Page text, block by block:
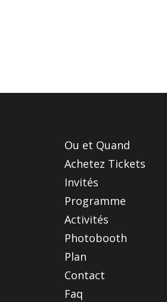
Ou et Quand
Achetez Tickets
Invités
Programme
Activités
Photobooth
Plan
Contact
Faq